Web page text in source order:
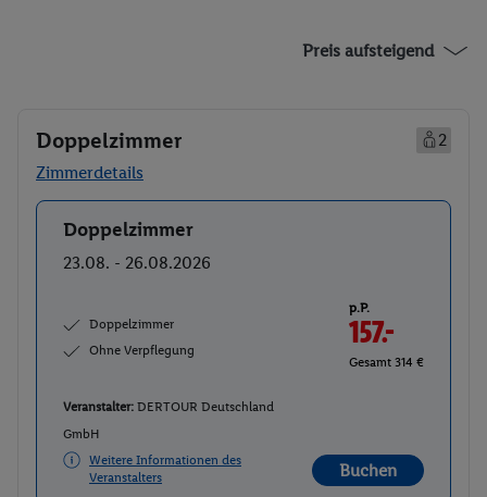
Preis aufsteigend
Doppelzimmer
2
Zimmerdetails
Buchen
Doppelzimmer
23.08. - 26.08.2026
Doppelzimmer
Ohne Verpflegung
p.P.
157.-
Gesamt 314 €
Veranstalter: DERTOUR Deutschland
GmbH
Weitere Informationen des
Veranstalters
Buchen